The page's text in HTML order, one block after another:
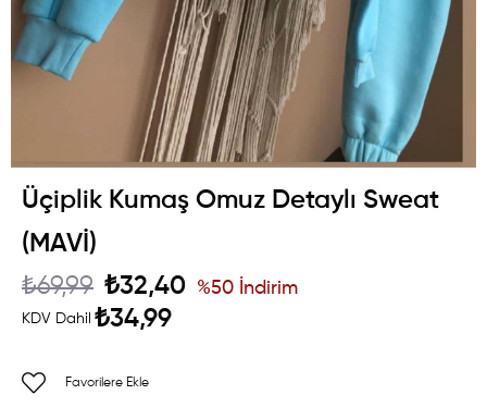
Üçiplik Kumaş Omuz Detaylı Sweat
(MAVİ)
₺69,99 ₺32,40
KDV Dahil ₺34,99
%50 İndirim
Favorilere Ekle